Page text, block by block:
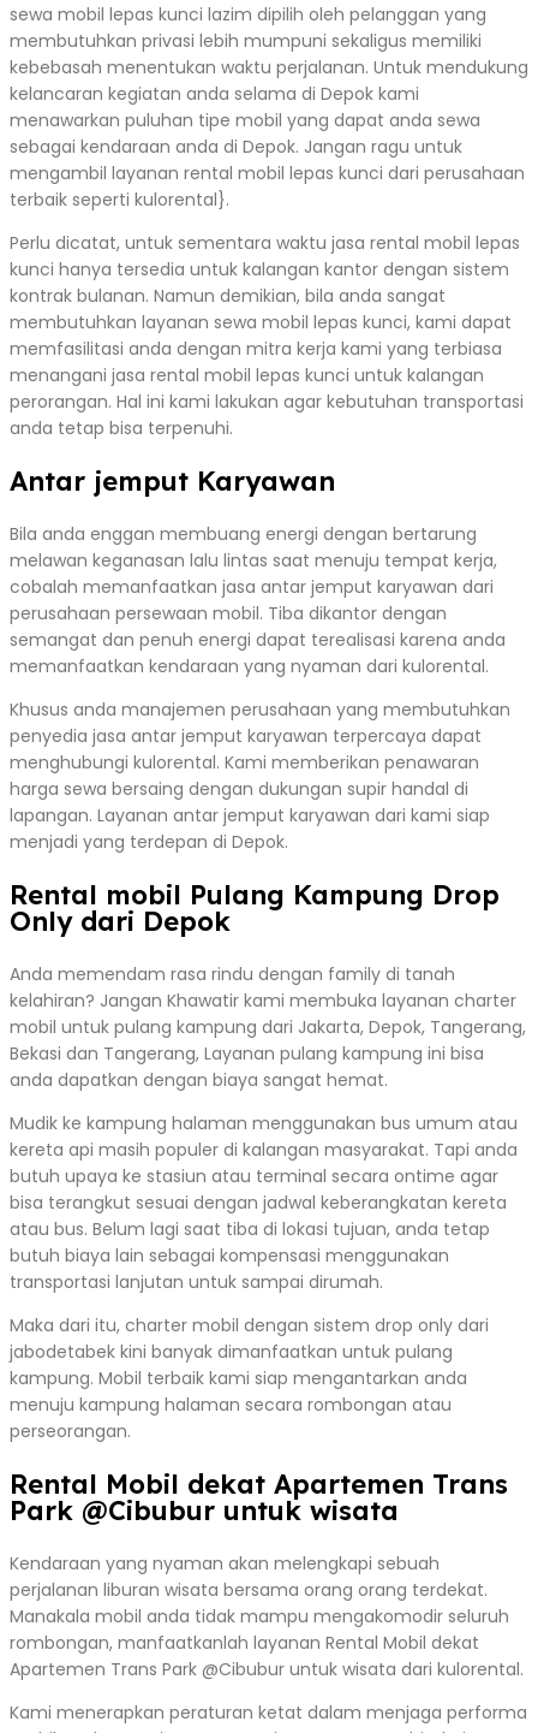
sewa mobil lepas kunci lazim dipilih oleh pelanggan yang
membutuhkan privasi lebih mumpuni sekaligus memiliki
kebebasah menentukan waktu perjalanan. Untuk mendukung
kelancaran kegiatan anda selama di Depok kami
menawarkan puluhan tipe mobil yang dapat anda sewa
sebagai kendaraan anda di Depok. Jangan ragu untuk
mengambil layanan rental mobil lepas kunci dari perusahaan
terbaik seperti kulorental}.
Perlu dicatat, untuk sementara waktu jasa rental mobil lepas
kunci hanya tersedia untuk kalangan kantor dengan sistem
kontrak bulanan. Namun demikian, bila anda sangat
membutuhkan layanan sewa mobil lepas kunci, kami dapat
memfasilitasi anda dengan mitra kerja kami yang terbiasa
menangani jasa rental mobil lepas kunci untuk kalangan
perorangan. Hal ini kami lakukan agar kebutuhan transportasi
anda tetap bisa terpenuhi.
Antar jemput Karyawan
Bila anda enggan membuang energi dengan bertarung
melawan keganasan lalu lintas saat menuju tempat kerja,
cobalah memanfaatkan jasa antar jemput karyawan dari
perusahaan persewaan mobil. Tiba dikantor dengan
semangat dan penuh energi dapat terealisasi karena anda
memanfaatkan kendaraan yang nyaman dari kulorental.
Khusus anda manajemen perusahaan yang membutuhkan
penyedia jasa antar jemput karyawan terpercaya dapat
menghubungi kulorental. Kami memberikan penawaran
harga sewa bersaing dengan dukungan supir handal di
lapangan. Layanan antar jemput karyawan dari kami siap
menjadi yang terdepan di Depok.
Rental mobil Pulang Kampung Drop
Only dari Depok
Anda memendam rasa rindu dengan family di tanah
kelahiran? Jangan Khawatir kami membuka layanan charter
mobil untuk pulang kampung dari Jakarta, Depok, Tangerang,
Bekasi dan Tangerang, Layanan pulang kampung ini bisa
anda dapatkan dengan biaya sangat hemat.
Mudik ke kampung halaman menggunakan bus umum atau
kereta api masih populer di kalangan masyarakat. Tapi anda
butuh upaya ke stasiun atau terminal secara ontime agar
bisa terangkut sesuai dengan jadwal keberangkatan kereta
atau bus. Belum lagi saat tiba di lokasi tujuan, anda tetap
butuh biaya lain sebagai kompensasi menggunakan
transportasi lanjutan untuk sampai dirumah.
Maka dari itu, charter mobil dengan sistem drop only dari
jabodetabek kini banyak dimanfaatkan untuk pulang
kampung. Mobil terbaik kami siap mengantarkan anda
menuju kampung halaman secara rombongan atau
perseorangan.
Rental Mobil dekat Apartemen Trans
Park @Cibubur untuk wisata
Kendaraan yang nyaman akan melengkapi sebuah
perjalanan liburan wisata bersama orang orang terdekat.
Manakala mobil anda tidak mampu mengakomodir seluruh
rombongan, manfaatkanlah layanan Rental Mobil dekat
Apartemen Trans Park @Cibubur untuk wisata dari kulorental.
Kami menerapkan peraturan ketat dalam menjaga performa